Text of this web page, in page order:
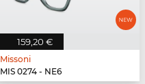
159,20 €
Missoni
MIS 0274 - NE6